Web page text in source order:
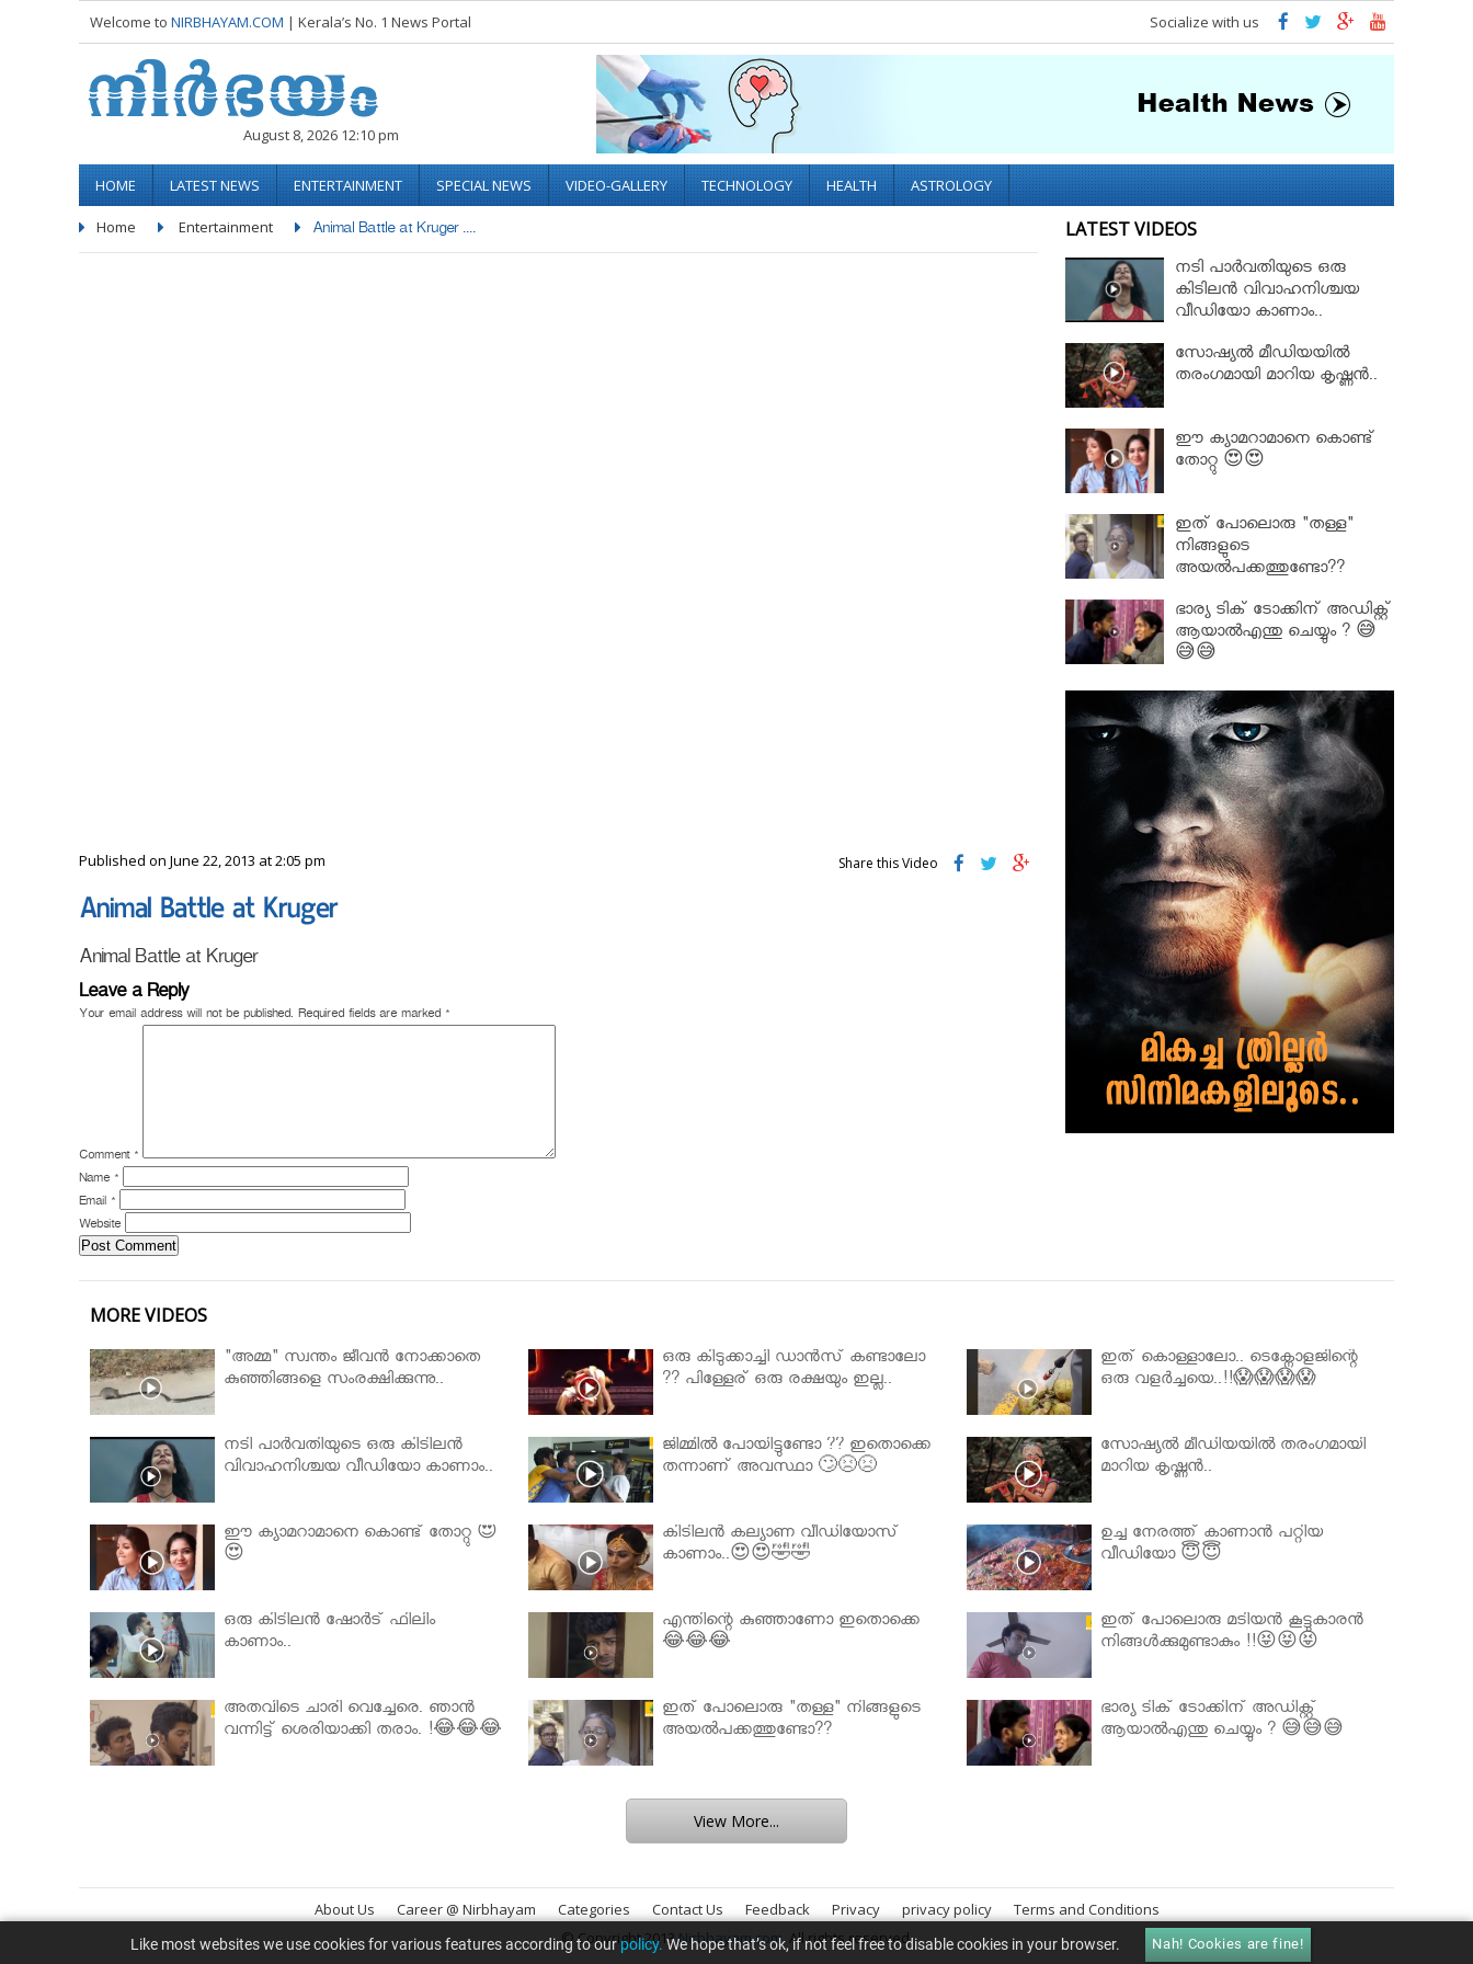
Welcome to NIRBHAYAM.COM | Kerala’s No. 1 News Portal Socialize with us
August 8, 2026 12:10 pm
HOME LATEST NEWS ENTERTAINMENT SPECIAL NEWS VIDEO-GALLERY TECHNOLOGY HEALTH ASTROLOGY
Home Entertainment Animal Battle at Kruger ....
Published on June 22, 2013 at 2:05 pm Share this Video
Animal Battle at Kruger
Animal Battle at Kruger
Leave a Reply
Your email address will not be published. Required fields are marked *
Comment *
Name *
Email *
Website
LATEST VIDEOS
നടി പാർവതിയുടെ ഒരു
കിടിലൻ വിവാഹനിശ്ചയ
വീഡിയോ കാണാം..
സോഷ്യൽ മീഡിയയിൽ
തരംഗമായി മാറിയ കൃഷ്ണൻ..
ഈ ക്യാമറാമാനെ കൊണ്ട്
തോറ്റു 😍😍
ഇത് പോലൊരു "തള്ള"
നിങ്ങളുടെ
അയല്‍പക്കത്തുണ്ടോ??
ഭാര്യ ടിക് ടോക്കിന് അഡിക്റ്റ്
ആയാൽഎന്തു ചെയ്യും ? 😅
😅😅
MORE VIDEOS
"അമ്മ" സ്വന്തം ജീവൻ നോക്കാതെ
കുഞ്ഞിങ്ങളെ സംരക്ഷിക്കുന്നു..
ഒരു കിടുക്കാച്ചി ഡാൻസ് കണ്ടാലോ
?? പിള്ളേര് ഒരു രക്ഷയും ഇല്ല..
ഇത് കൊള്ളാലോ.. ടെക്നോളജിന്റെ
ഒരു വളർച്ചയെ..!!😱😱😱😱
നടി പാർവതിയുടെ ഒരു കിടിലൻ
വിവാഹനിശ്ചയ വീഡിയോ കാണാം..
ജിമ്മിൽ പോയിട്ടുണ്ടോ ?? ഇതൊക്കെ
തന്നാണ് അവസ്ഥാ 🙄😣😣
സോഷ്യൽ മീഡിയയിൽ തരംഗമായി
മാറിയ കൃഷ്ണൻ..
ഈ ക്യാമറാമാനെ കൊണ്ട് തോറ്റു 😍
😍
കിടിലൻ കല്യാണ വീഡിയോസ്
കാണാം..😍😍🤣🤣
ഉച്ച നേരത്ത് കാണാൻ പറ്റിയ
വീഡിയോ 😇😇
ഒരു കിടിലൻ ഷോർട് ഫിലിം
കാണാം..
എന്തിന്റെ കുഞ്ഞാണോ ഇതൊക്കെ
😂😂😂
ഇത് പോലൊരു മടിയൻ കൂട്ടുകാരൻ
നിങ്ങൾക്കുമുണ്ടാകും !!😝😝😝
അതവിടെ ചാരി വെച്ചേരെ. ഞാൻ
വന്നിട്ട് ശെരിയാക്കി തരാം. !😂😂😂
ഇത് പോലൊരു "തള്ള" നിങ്ങളുടെ
അയല്‍പക്കത്തുണ്ടോ??
ഭാര്യ ടിക് ടോക്കിന് അഡിക്റ്റ്
ആയാൽഎന്തു ചെയ്യും ? 😅😅😅
View More...
About Us Career @ Nirbhayam Categories Contact Us Feedback Privacy privacy policy
Terms and Conditions
© Copyright 2013Nirbhayam.com. All rights reserved.
Like most websites we use cookies for various features according to ourpolicy.We hope that’s ok, if not feel free to disable cookies in your browser. Nah! Cookies are fine!